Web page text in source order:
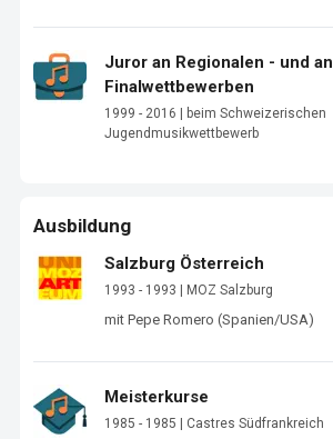
Juror an Regionalen - und an
Finalwettbewerben
1999 - 2016 | beim Schweizerischen
Jugendmusikwettbewerb
Ausbildung
Salzburg Österreich
1993 - 1993 | MOZ Salzburg
mit Pepe Romero (Spanien/USA)
Meisterkurse
1985 - 1985 | Castres Südfrankreich